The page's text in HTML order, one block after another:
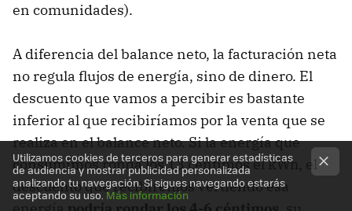
en comunidades).
A diferencia del balance neto, la facturación neta
no regula flujos de energía, sino de dinero. El
descuento que vamos a percibir es bastante
inferior al que recibiríamos por la venta que se
realiza en el balance neto. Si la energía que
consumimos ronda los 13 céntimos el kWh, el
descuento que recibiremos vertiendo esa
Utilizamos cookies de terceros para generar estadísticas
de audiencia y mostrar publicidad personalizada
analizando tu navegación. Si sigues navegando estarás
aceptando su uso.Más información